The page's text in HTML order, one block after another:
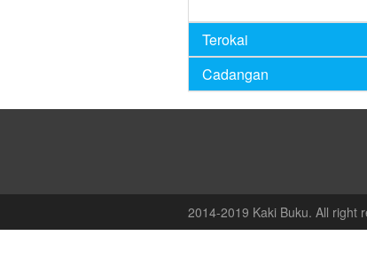
Terokai
Cadangan
2014-2019 Kaki Buku. All right